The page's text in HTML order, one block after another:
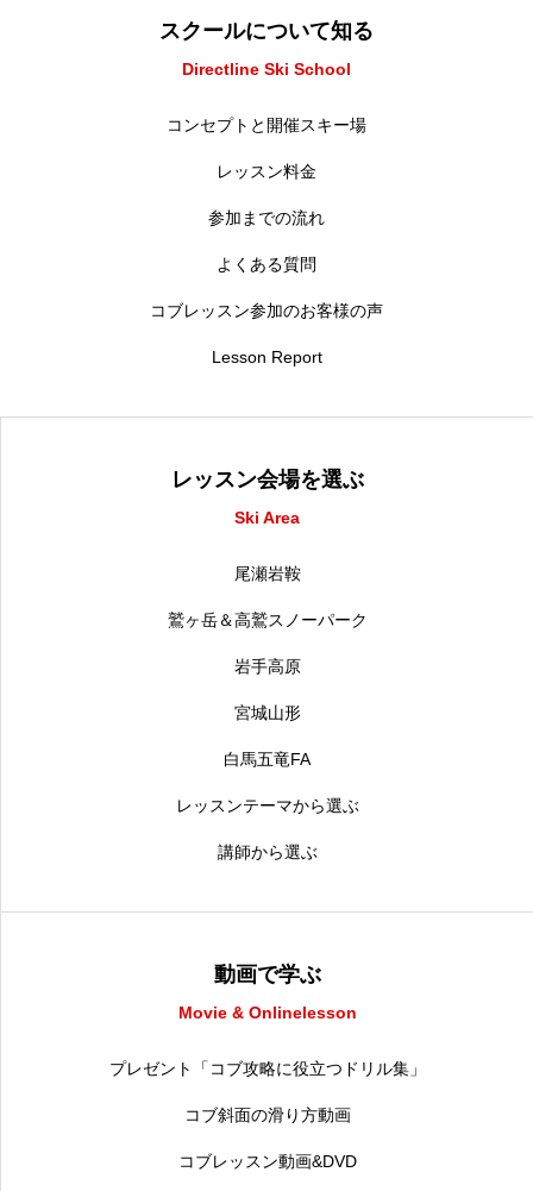
スクールについて知る
Directline Ski School
コンセプトと開催スキー場
レッスン料金
参加までの流れ
よくある質問
コブレッスン参加のお客様の声
Lesson Report
レッスン会場を選ぶ
Ski Area
尾瀬岩鞍
鷲ヶ岳＆高鷲スノーパーク
岩手高原
宮城山形
白馬五竜FA
レッスンテーマから選ぶ
講師から選ぶ
動画で学ぶ
Movie & Onlinelesson
プレゼント「コブ攻略に役立つドリル集」
コブ斜面の滑り方動画
コブレッスン動画&DVD